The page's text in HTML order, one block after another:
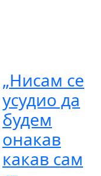
„Нисам се
усудио да
будем
онакав
какав сам